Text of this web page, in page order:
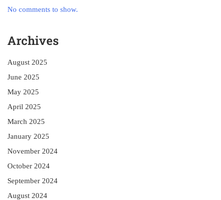
No comments to show.
Archives
August 2025
June 2025
May 2025
April 2025
March 2025
January 2025
November 2024
October 2024
September 2024
August 2024